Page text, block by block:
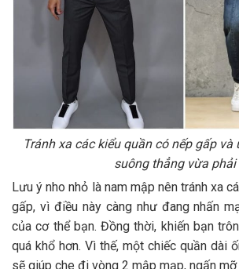
Tránh xa các kiểu quần có nếp gấp
suông thẳng vừa phải
Lưu ý nho nhỏ là nam mập nên tránh xa
gấp, vì điều này càng như đang nhấn
của cơ thể bạn. Đồng thời, khiến bạn
quá khổ hơn. Vì thế, một chiếc quần dài
sẽ giúp che đi vòng 2 mập mạp, ngấn